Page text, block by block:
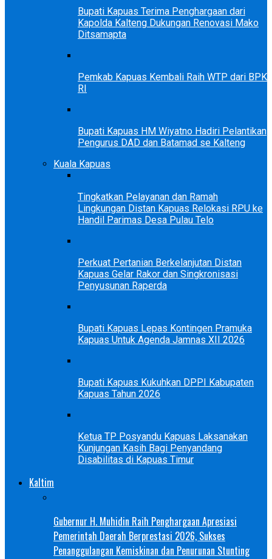
Bupati Kapuas Terima Penghargaan dari
Kapolda Kalteng Dukungan Renovasi Mako
Ditsamapta
Pemkab Kapuas Kembali Raih WTP dari BPK
RI
Bupati Kapuas HM Wiyatno Hadiri Pelantikan
Pengurus DAD dan Batamad se Kalteng
Kuala Kapuas
Tingkatkan Pelayanan dan Ramah
Lingkungan Distan Kapuas Relokasi RPU ke
Handil Parimas Desa Pulau Telo
Perkuat Pertanian Berkelanjutan Distan
Kapuas Gelar Rakor dan Singkronisasi
Penyusunan Raperda
Bupati Kapuas Lepas Kontingen Pramuka
Kapuas Untuk Agenda Jamnas XII 2026
Bupati Kapuas Kukuhkan DPPI Kabupaten
Kapuas Tahun 2026
Ketua TP Posyandu Kapuas Laksanakan
Kunjungan Kasih Bagi Penyandang
Disabilitas di Kapuas Timur
Kaltim
Gubernur H. Muhidin Raih Penghargaan Apresiasi
Pemerintah Daerah Berprestasi 2026, Sukses
Penanggulangan Kemiskinan dan Penurunan Stunting